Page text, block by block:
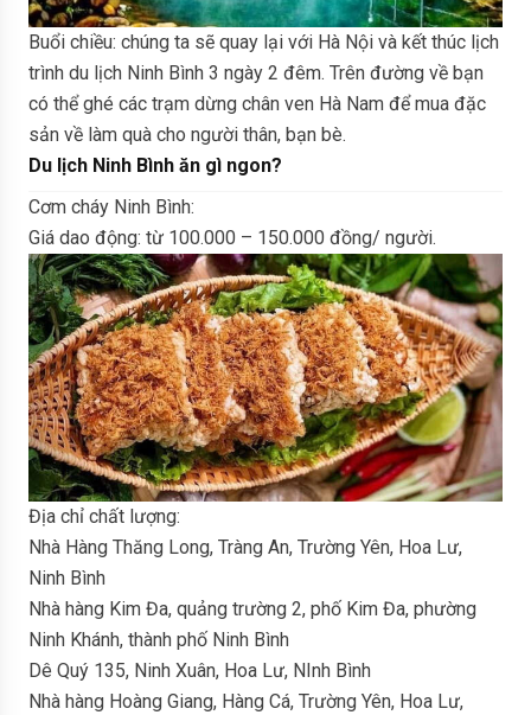
Buổi chiều: chúng ta sẽ quay lại với Hà Nội và kết thúc lịch
trình du lịch Ninh Bình 3 ngày 2 đêm. Trên đường về bạn
có thể ghé các trạm dừng chân ven Hà Nam để mua đặc
sản về làm quà cho người thân, bạn bè.
Du lịch Ninh Bình ăn gì ngon?
Cơm cháy Ninh Bình:
Giá dao động: từ 100.000 – 150.000 đồng/ người.
Địa chỉ chất lượng:
Nhà Hàng Thăng Long, Tràng An, Trường Yên, Hoa Lư,
Ninh Bình
Nhà hàng Kim Đa, quảng trường 2, phố Kim Đa, phường
Ninh Khánh, thành phố Ninh Bình
Dê Quý 135, Ninh Xuân, Hoa Lư, NInh Bình
Nhà hàng Hoàng Giang, Hàng Cá, Trường Yên, Hoa Lư,